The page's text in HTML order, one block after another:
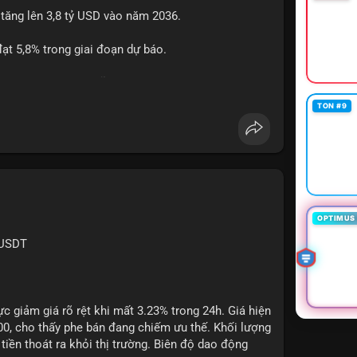
#1point49trieuusd
lên 3,8 tỷ USD vào năm 2036.
5,8% trong giai đoạn dự báo.
giảm giá rõ rệt khi mất 3.23% trong 24h. Giá hiện
cho thấy phe bán đang chiếm ưu thế. Khối lượng
thoát ra khỏi thị trường. Biên độ dao động
TON #9
OPTIMUS